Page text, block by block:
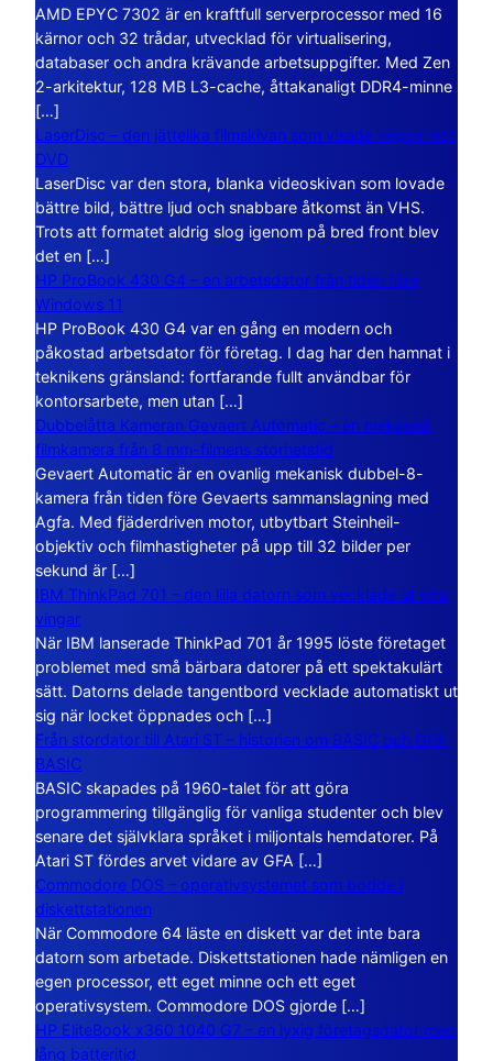
AMD EPYC 7302 är en kraftfull serverprocessor med 16
kärnor och 32 trådar, utvecklad för virtualisering,
databaser och andra krävande arbetsuppgifter. Med Zen
2-arkitektur, 128 MB L3-cache, åttakanaligt DDR4-minne
[…]
LaserDisc – den jättelika filmskivan som visade vägen mot
DVD
LaserDisc var den stora, blanka videoskivan som lovade
bättre bild, bättre ljud och snabbare åtkomst än VHS.
Trots att formatet aldrig slog igenom på bred front blev
det en […]
HP ProBook 430 G4 – en arbetsdator från tiden före
Windows 11
HP ProBook 430 G4 var en gång en modern och
påkostad arbetsdator för företag. I dag har den hamnat i
teknikens gränsland: fortfarande fullt användbar för
kontorsarbete, men utan […]
Dubbelåtta Kameran Gevaert Automatic – en mekanisk
filmkamera från 8 mm-filmens storhetstid
Gevaert Automatic är en ovanlig mekanisk dubbel-8-
kamera från tiden före Gevaerts sammanslagning med
Agfa. Med fjäderdriven motor, utbytbart Steinheil-
objektiv och filmhastigheter på upp till 32 bilder per
sekund är […]
IBM ThinkPad 701 – den lilla datorn som vecklade ut sina
vingar
När IBM lanserade ThinkPad 701 år 1995 löste företaget
problemet med små bärbara datorer på ett spektakulärt
sätt. Datorns delade tangentbord vecklade automatiskt ut
sig när locket öppnades och […]
Från stordator till Atari ST – historien om BASIC och GFA
BASIC
BASIC skapades på 1960-talet för att göra
programmering tillgänglig för vanliga studenter och blev
senare det självklara språket i miljontals hemdatorer. På
Atari ST fördes arvet vidare av GFA […]
Commodore DOS – operativsystemet som bodde i
diskettstationen
När Commodore 64 läste en diskett var det inte bara
datorn som arbetade. Diskettstationen hade nämligen en
egen processor, ett eget minne och ett eget
operativsystem. Commodore DOS gjorde […]
HP EliteBook x360 1040 G7 – en lyxig företagsdator med
lång batteritid